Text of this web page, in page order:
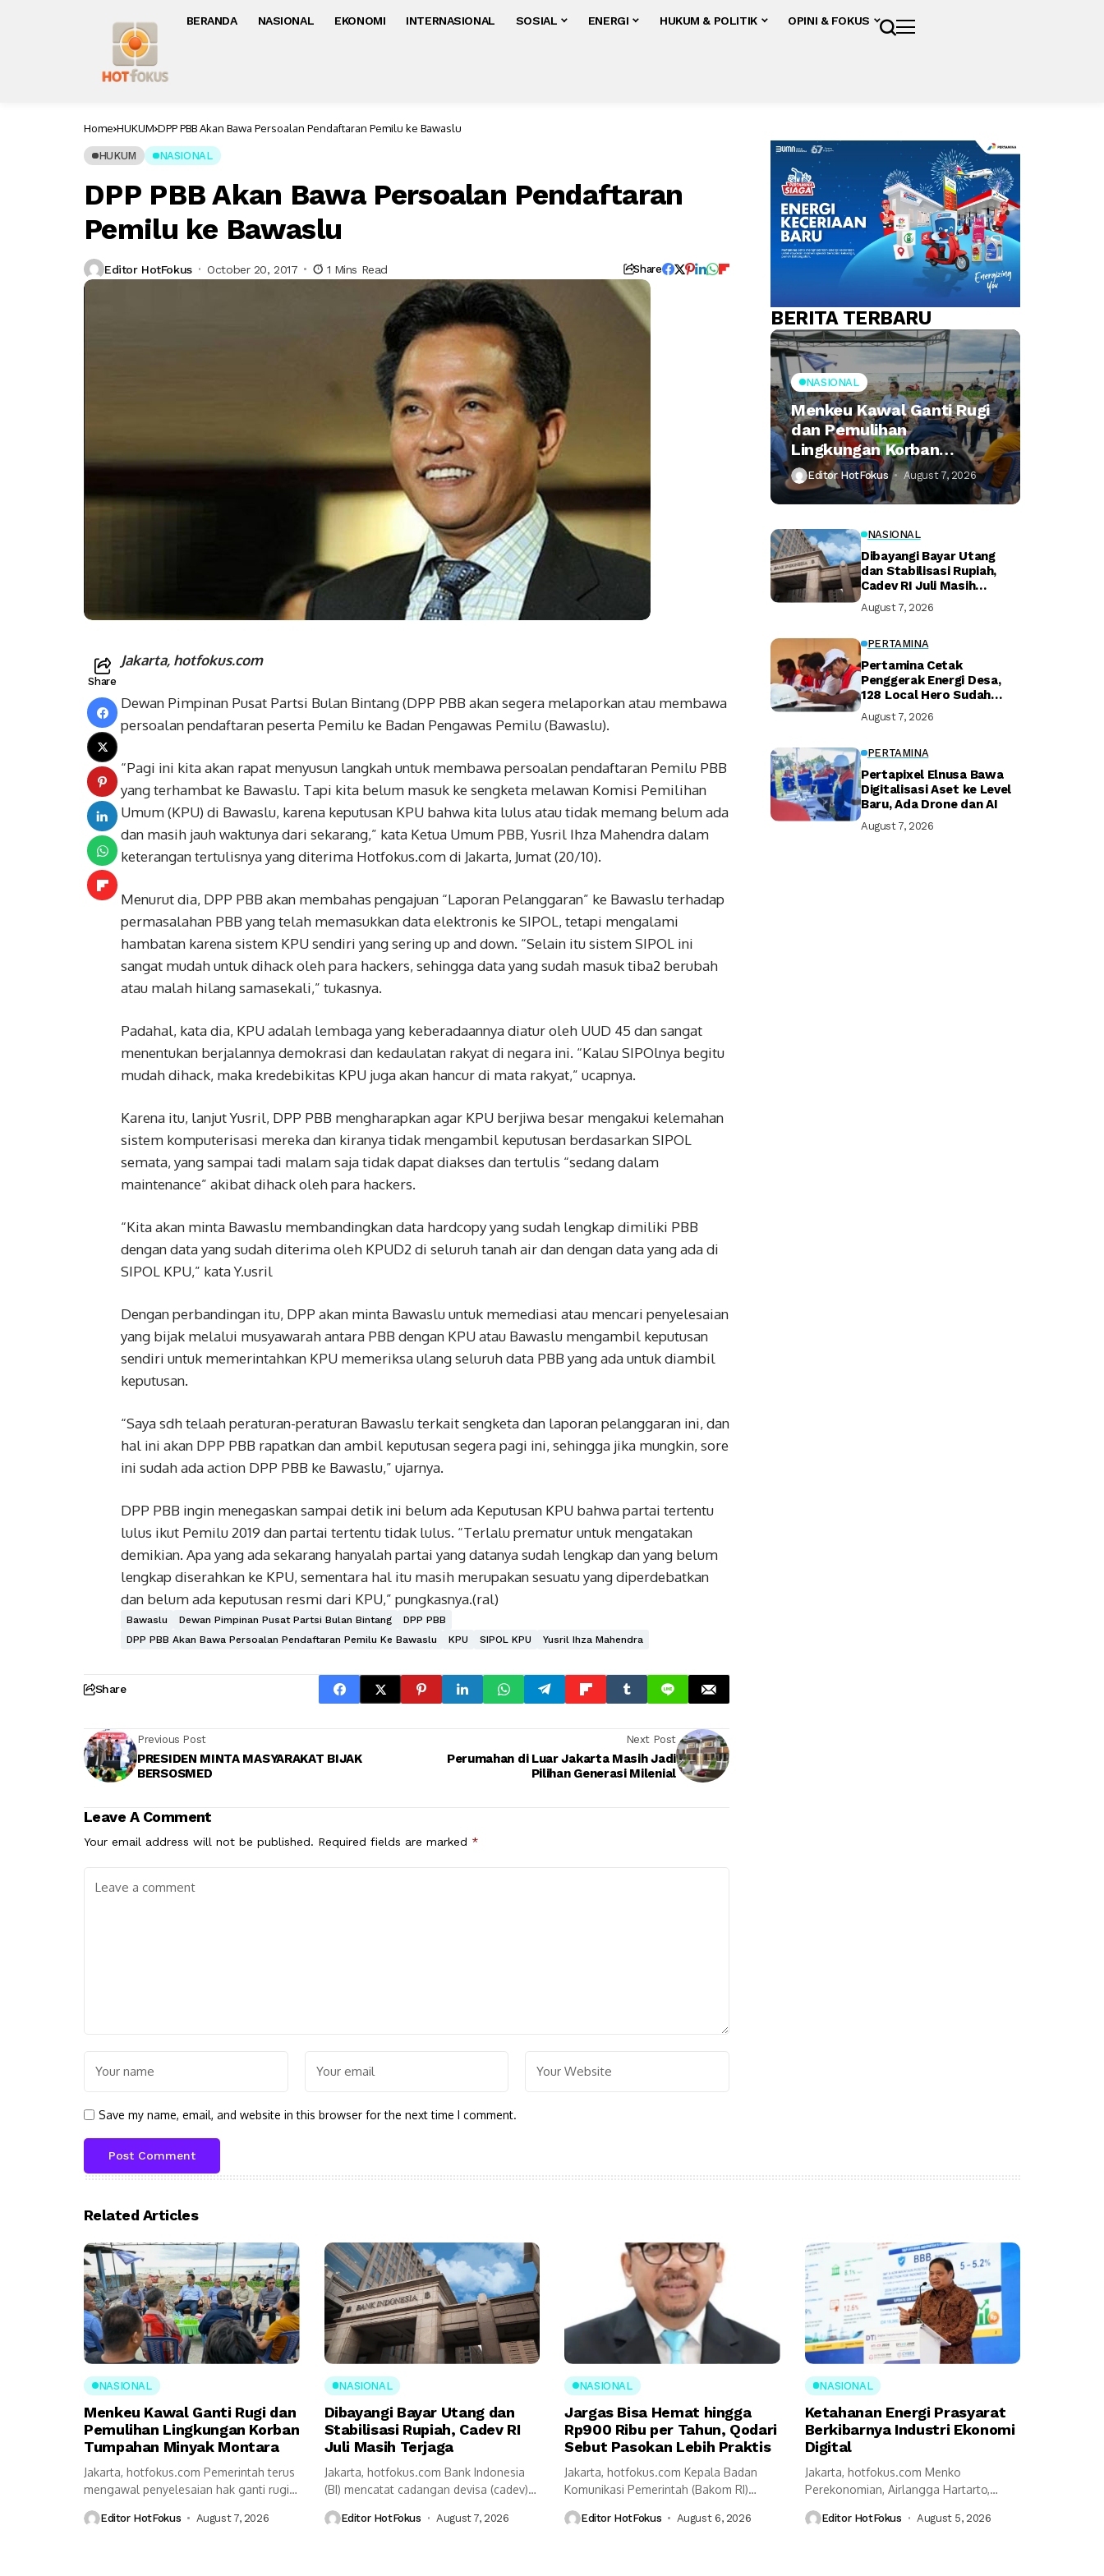
BERANDA NASIONAL EKONOMI INTERNASIONAL SOSIAL ENERGI HUKUM & POLITIK OPINI & FOKUS
Home HUKUM DPP PBB Akan Bawa Persoalan Pendaftaran Pemilu ke Bawaslu
HUKUM NASIONAL
DPP PBB Akan Bawa Persoalan Pendaftaran
Pemilu ke Bawaslu
Editor HotFokus October 20, 2017 1 Mins Read Share
Share
Jakarta, hotfokus.com
Dewan Pimpinan Pusat Partsi Bulan Bintang (DPP PBB akan segera melaporkan atau membawa
persoalan pendaftaran peserta Pemilu ke Badan Pengawas Pemilu (Bawaslu).
“Pagi ini kita akan rapat menyusun langkah untuk membawa persoalan pendaftaran Pemilu PBB
yang terhambat ke Bawaslu. Tapi kita belum masuk ke sengketa melawan Komisi Pemilihan
Umum (KPU) di Bawaslu, karena keputusan KPU bahwa kita lulus atau tidak memang belum ada
dan masih jauh waktunya dari sekarang,” kata Ketua Umum PBB, Yusril Ihza Mahendra dalam
keterangan tertulisnya yang diterima Hotfokus.com di Jakarta, Jumat (20/10).
Menurut dia, DPP PBB akan membahas pengajuan “Laporan Pelanggaran” ke Bawaslu terhadap
permasalahan PBB yang telah memasukkan data elektronis ke SIPOL, tetapi mengalami
hambatan karena sistem KPU sendiri yang sering up and down. “Selain itu sistem SIPOL ini
sangat mudah untuk dihack oleh para hackers, sehingga data yang sudah masuk tiba2 berubah
atau malah hilang samasekali,” tukasnya.
Padahal, kata dia, KPU adalah lembaga yang keberadaannya diatur oleh UUD 45 dan sangat
menentukan berjalannya demokrasi dan kedaulatan rakyat di negara ini. “Kalau SIPOlnya begitu
mudah dihack, maka kredebikitas KPU juga akan hancur di mata rakyat,” ucapnya.
Karena itu, lanjut Yusril, DPP PBB mengharapkan agar KPU berjiwa besar mengakui kelemahan
sistem komputerisasi mereka dan kiranya tidak mengambil keputusan berdasarkan SIPOL
semata, yang sampai tadi malam saja tidak dapat diakses dan tertulis “sedang dalam
maintenance” akibat dihack oleh para hackers.
“Kita akan minta Bawaslu membandingkan data hardcopy yang sudah lengkap dimiliki PBB
dengan data yang sudah diterima oleh KPUD2 di seluruh tanah air dan dengan data yang ada di
SIPOL KPU,” kata Y.usril
Dengan perbandingan itu, DPP akan minta Bawaslu untuk memediasi atau mencari penyelesaian
yang bijak melalui musyawarah antara PBB dengan KPU atau Bawaslu mengambil keputusan
sendiri untuk memerintahkan KPU memeriksa ulang seluruh data PBB yang ada untuk diambil
keputusan.
“Saya sdh telaah peraturan-peraturan Bawaslu terkait sengketa dan laporan pelanggaran ini, dan
hal ini akan DPP PBB rapatkan dan ambil keputusan segera pagi ini, sehingga jika mungkin, sore
ini sudah ada action DPP PBB ke Bawaslu,” ujarnya.
DPP PBB ingin menegaskan sampai detik ini belum ada Keputusan KPU bahwa partai tertentu
lulus ikut Pemilu 2019 dan partai tertentu tidak lulus. “Terlalu prematur untuk mengatakan
demikian. Apa yang ada sekarang hanyalah partai yang datanya sudah lengkap dan yang belum
lengkap diserahkan ke KPU, sementara hal itu masih merupakan sesuatu yang diperdebatkan
dan belum ada keputusan resmi dari KPU,” pungkasnya.(ral)
Bawaslu Dewan Pimpinan Pusat Partsi Bulan Bintang
DPP PBB
DPP PBB Akan Bawa Persoalan Pendaftaran Pemilu Ke Bawaslu
KPU SIPOL KPU Yusril Ihza Mahendra
Share
Previous Post
PRESIDEN MINTA MASYARAKAT BIJAK
BERSOSMED
Next Post
Perumahan di Luar Jakarta Masih Jadi
Pilihan Generasi Milenial
Leave A Comment
Your email address will not be published. Required fields are marked *
Save my name, email, and website in this browser for the next time I comment.
BERITA TERBARU
NASIONAL
Menkeu Kawal Ganti Rugi
dan Pemulihan
Lingkungan Korban
Tumpahan Minyak
Montara
Editor HotFokus August 7, 2026
NASIONAL
Dibayangi Bayar Utang
dan Stabilisasi Rupiah,
Cadev RI Juli Masih
August 7, 2026
PERTAMINA
Pertamina Cetak
Penggerak Energi Desa,
128 Local Hero Sudah
August 7, 2026
PERTAMINA
Pertapixel Elnusa Bawa
Digitalisasi Aset ke Level
Baru, Ada Drone dan AI
August 7, 2026
Related Articles
NASIONAL
Menkeu Kawal Ganti Rugi dan
Pemulihan Lingkungan Korban
Tumpahan Minyak Montara
Jakarta, hotfokus.com Pemerintah terus
mengawal penyelesaian hak ganti rugi
Editor HotFokus August 7, 2026
NASIONAL
Dibayangi Bayar Utang dan
Stabilisasi Rupiah, Cadev RI
Juli Masih Terjaga
Jakarta, hotfokus.com Bank Indonesia
(BI) mencatat cadangan devisa (cadev)
Editor HotFokus August 7, 2026
NASIONAL
Jargas Bisa Hemat hingga
Rp900 Ribu per Tahun, Qodari
Sebut Pasokan Lebih Praktis
Jakarta, hotfokus.com Kepala Badan
Komunikasi Pemerintah (Bakom RI)
sejumlah...
Editor HotFokus August 6, 2026
NASIONAL
Ketahanan Energi Prasyarat
Berkibarnya Industri Ekonomi
Digital
Jakarta, hotfokus.com Menko
Perekonomian, Airlangga Hartarto,
prasyarat utama...
Editor HotFokus August 5, 2026